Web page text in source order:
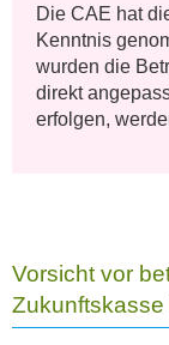
Die CAE hat
Kenntnis
wurden die
direkt
erfolgen,
Vorsicht vor
Zukunftskasse